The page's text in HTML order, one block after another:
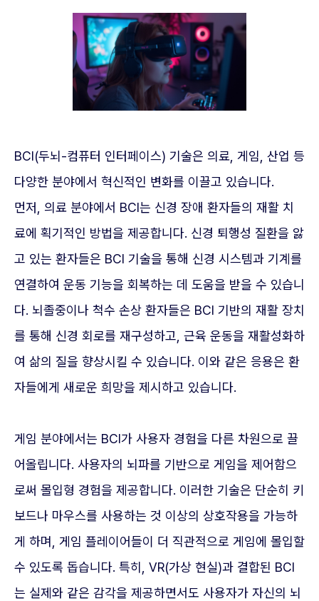
BCI(두뇌-컴퓨터 인터페이스) 기술은 의료, 게임, 산업 등
다양한 분야에서 혁신적인 변화를 이끌고 있습니다.
먼저, 의료 분야에서 BCI는 신경 장애 환자들의 재활 치
료에 획기적인 방법을 제공합니다. 신경 퇴행성 질환을 앓
고 있는 환자들은 BCI 기술을 통해 신경 시스템과 기계를
연결하여 운동 기능을 회복하는 데 도움을 받을 수 있습니
다. 뇌졸중이나 척수 손상 환자들은 BCI 기반의 재활 장치
를 통해 신경 회로를 재구성하고, 근육 운동을 재활성화하
여 삶의 질을 향상시킬 수 있습니다. 이와 같은 응용은 환
자들에게 새로운 희망을 제시하고 있습니다.
게임 분야에서는 BCI가 사용자 경험을 다른 차원으로 끌
어올립니다. 사용자의 뇌파를 기반으로 게임을 제어함으
로써 몰입형 경험을 제공합니다. 이러한 기술은 단순히 키
보드나 마우스를 사용하는 것 이상의 상호작용을 가능하
게 하며, 게임 플레이어들이 더 직관적으로 게임에 몰입할
수 있도록 돕습니다. 특히, VR(가상 현실)과 결합된 BCI
는 실제와 같은 감각을 제공하면서도 사용자가 자신의 뇌